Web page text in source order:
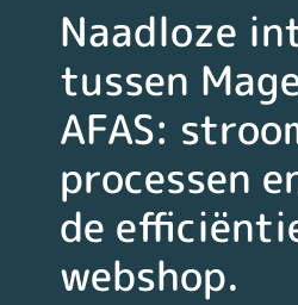
Naadloze
tussen
AFAS:
processen
de
webshop.